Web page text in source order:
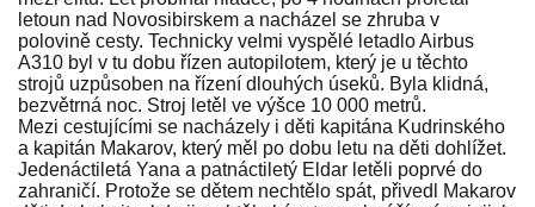
letoun nad Novosibirskem a nacházel se zhruba v
polovině cesty. Technicky velmi vyspělé letadlo Airbus
A310 byl v tu dobu řízen autopilotem, který je u těchto
strojů uzpůsoben na řízení dlouhých úseků. Byla klidná,
bezvětrná noc. Stroj letěl ve výšce 10 000 metrů.
Mezi cestujícími se nacházely i děti kapitána Kudrinského
a kapitán Makarov, který měl po dobu letu na děti dohlížet.
Jedenáctiletá Yana a patnáctiletý Eldar letěli poprvé do
zahraničí. Protože se dětem nechtělo spát, přivedl Makarov